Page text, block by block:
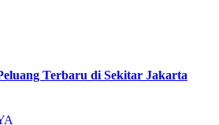
Terbaru di Sekitar Jakarta